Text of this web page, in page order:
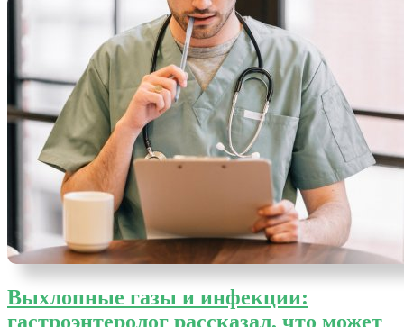
Выхлопные газы и инфекции:
гастроэнтеролог рассказал, что может